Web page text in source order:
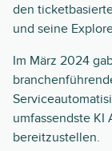
den
und seine
Im März 2024
umfassendste KI
bereitzustellen.